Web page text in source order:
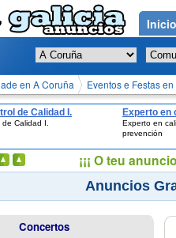
en A Coruña Eventos e Festas
de Calidad I.
Calidad I.
Experto en
prevención
Experto en
prevención
Anuncios
Concertos
Inicio
¡¡¡ O teu